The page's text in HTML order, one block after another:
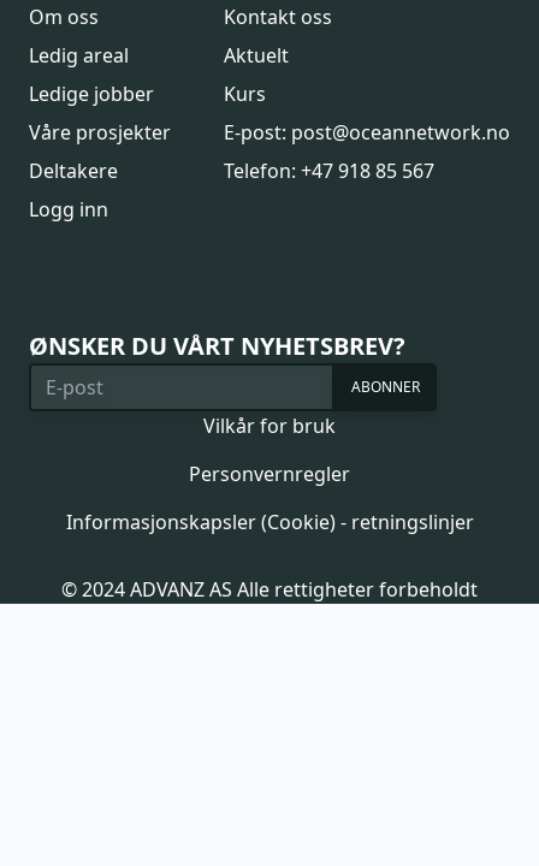
Om oss
Ledig areal
Ledige jobber
Våre prosjekter
Deltakere
Logg inn
Kontakt oss
Aktuelt
Kurs
E-post: post@oceannetwork.no
Telefon: +47 918 85 567
ØNSKER DU VÅRT NYHETSBREV?
ABONNER
Vilkår for bruk
Personvernregler
Informasjonskapsler (Cookie) - retningslinjer
© 2024 ADVANZ AS Alle rettigheter forbeholdt